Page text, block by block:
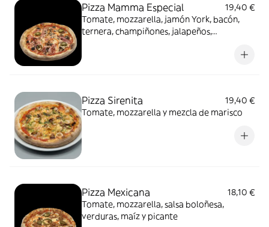
Pizza Mamma Especial
19,40 €
Tomate, mozzarella, jamón York, bacón,
ternera, champiñones, jalapeños,
Pizza Sirenita
19,40 €
Tomate, mozzarella y mezcla de marisco
Pizza Mexicana
18,10 €
Tomate, mozzarella, salsa boloñesa,
verduras, maíz y picante